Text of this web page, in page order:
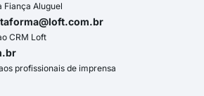
Fiança Aluguel
CRM Loft
profissionais de imprensa